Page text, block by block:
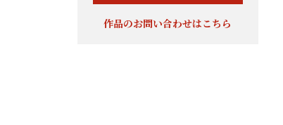
作品のお問い合わせはこちら